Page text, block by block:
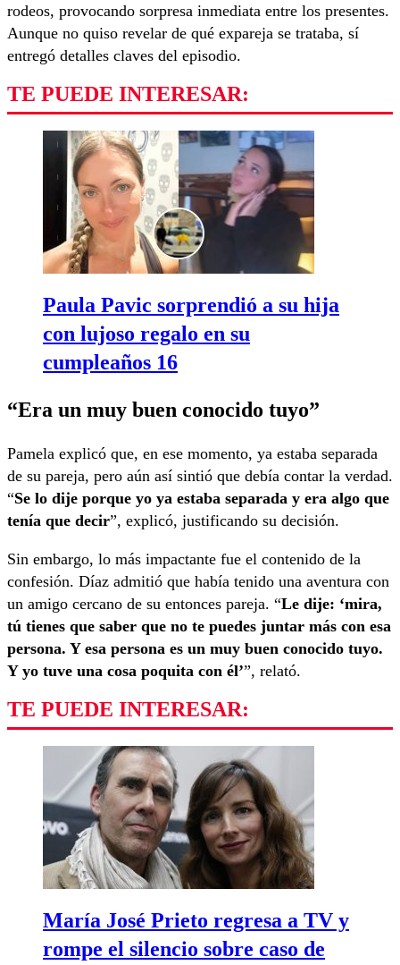
rodeos, provocando sorpresa inmediata entre los presentes.
Aunque no quiso revelar de qué expareja se trataba, sí
entregó detalles claves del episodio.
TE PUEDE INTERESAR:
Paula Pavic sorprendió a su hija
con lujoso regalo en su
cumpleaños 16
“Era un muy buen conocido tuyo”
Pamela explicó que, en ese momento, ya estaba separada
de su pareja, pero aún así sintió que debía contar la verdad.
“Se lo dije porque yo ya estaba separada y era algo que
tenía que decir”, explicó, justificando su decisión.
Sin embargo, lo más impactante fue el contenido de la
confesión. Díaz admitió que había tenido una aventura con
un amigo cercano de su entonces pareja. “Le dije: ‘mira,
tú tienes que saber que no te puedes juntar más con esa
persona. Y esa persona es un muy buen conocido tuyo.
Y yo tuve una cosa poquita con él’”, relató.
TE PUEDE INTERESAR:
María José Prieto regresa a TV y
rompe el silencio sobre caso de